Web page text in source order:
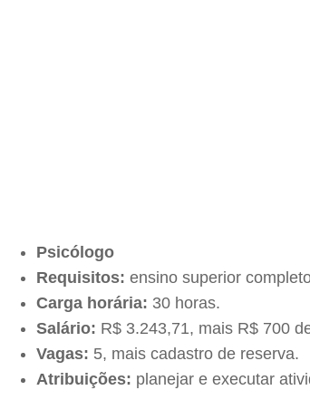
Psicólogo
Requisitos: ensino superior
Carga horária: 30 horas.
Salário: R$ 3.243,71, mais R$ 700
Vagas: 5, mais cadastro de reserva.
Atribuições: planejar e executar